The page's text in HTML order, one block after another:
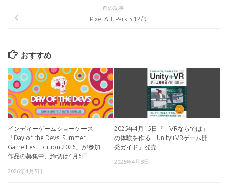
前の記事
Pixel Art Park 5 12/9
おすすめ
インディーゲームショーケース
「Day of the Devs: Summer
Game Fest Edition 2026」が参加
作品の募集中、締切は4月6日
2026年4月5日
2025年4月15日『「VRならでは」
の体験を作る Unity+VRゲーム開
発ガイド』発売
2025年4月8日